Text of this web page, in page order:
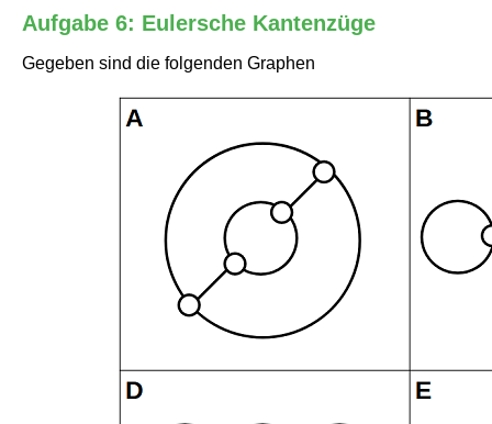
Aufgabe 6: Eulersche Kantenzüge
Gegeben sind die folgenden Graphen